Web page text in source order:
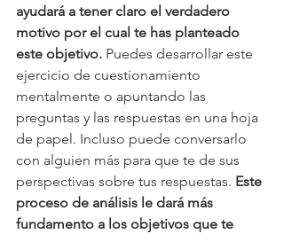
ayudará a tener claro el verdadero
motivo por el cual te has planteado
este objetivo. Puedes desarrollar este
ejercicio de cuestionamiento
mentalmente o apuntando las
preguntas y las respuestas en una hoja
de papel. Incluso puede conversarlo
con alguien más para que te de sus
perspectivas sobre tus respuestas. Este
proceso de análisis le dará más
fundamento a los objetivos que te